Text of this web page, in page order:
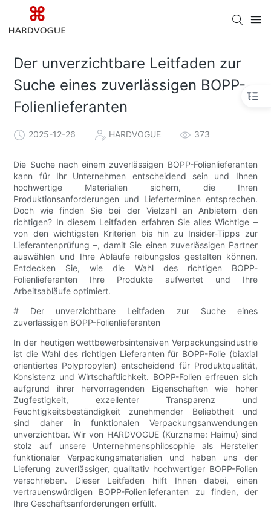
Der unverzichtbare Leitfaden zur
Suche eines zuverlässigen BOPP-
Folienlieferanten
2025-12-26 HARDVOGUE 373
Die Suche nach einem zuverlässigen BOPP-Folienlieferanten
kann für Ihr Unternehmen entscheidend sein und Ihnen
hochwertige Materialien sichern, die Ihren
Produktionsanforderungen und Lieferterminen entsprechen.
Doch wie finden Sie bei der Vielzahl an Anbietern den
richtigen? In diesem Leitfaden erfahren Sie alles Wichtige –
von den wichtigsten Kriterien bis hin zu Insider-Tipps zur
Lieferantenprüfung –, damit Sie einen zuverlässigen Partner
auswählen und Ihre Abläufe reibungslos gestalten können.
Entdecken Sie, wie die Wahl des richtigen BOPP-
Folienlieferanten Ihre Produkte aufwertet und Ihre
Arbeitsabläufe optimiert.
# Der unverzichtbare Leitfaden zur Suche eines
zuverlässigen BOPP-Folienlieferanten
In der heutigen wettbewerbsintensiven Verpackungsindustrie
ist die Wahl des richtigen Lieferanten für BOPP-Folie (biaxial
orientiertes Polypropylen) entscheidend für Produktqualität,
Konsistenz und Wirtschaftlichkeit. BOPP-Folien erfreuen sich
aufgrund ihrer hervorragenden Eigenschaften wie hoher
Zugfestigkeit, exzellenter Transparenz und
Feuchtigkeitsbeständigkeit zunehmender Beliebtheit und
sind daher in funktionalen Verpackungsanwendungen
unverzichtbar. Wir von HARDVOGUE (Kurzname: Haimu) sind
stolz auf unsere Unternehmensphilosophie als Hersteller
funktionaler Verpackungsmaterialien und haben uns der
Lieferung zuverlässiger, qualitativ hochwertiger BOPP-Folien
verschrieben. Dieser Leitfaden hilft Ihnen dabei, einen
vertrauenswürdigen BOPP-Folienlieferanten zu finden, der
Ihre Geschäftsanforderungen erfüllt.